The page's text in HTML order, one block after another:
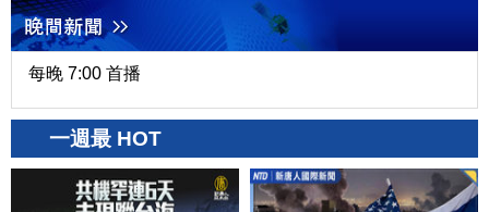
每晚 7:00 首播
一週最 HOT